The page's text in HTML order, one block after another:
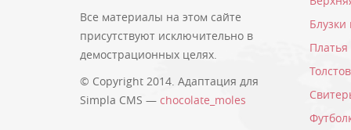
Все материалы на этом сайте
присутствуют исключительно в
демострационных целях.
© Copyright 2014. Адаптация для
Simpla CMS — chocolate_moles
Платья